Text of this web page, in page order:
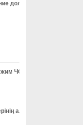
90 стран поступило на
в Курултай – опрос
ТІРЕГІ
в Алматинской
долгосрочного гранта
ЧС местного масштаба
алдын алу жұмыстары